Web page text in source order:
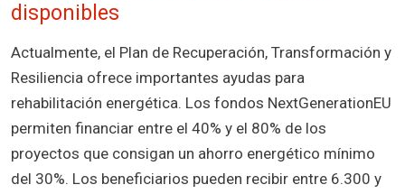
disponibles
Actualmente, el Plan de Recuperación, Transformación y
Resiliencia ofrece importantes ayudas para
rehabilitación energética. Los fondos NextGenerationEU
permiten financiar entre el 40% y el 80% de los
proyectos que consigan un ahorro energético mínimo
del 30%. Los beneficiarios pueden recibir entre 6.300 y